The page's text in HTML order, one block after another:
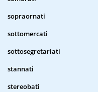
sopraornati
sottomercati
sottosegretariati
stannati
stereobati